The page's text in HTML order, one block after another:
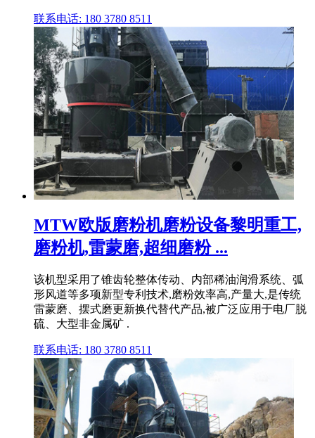
联系电话: 180 3780 8511
MTW欧版磨粉机磨粉设备黎明重工,
磨粉机,雷蒙磨,超细磨粉 ...
该机型采用了锥齿轮整体传动、内部稀油润滑系统、弧
形风道等多项新型专利技术,磨粉效率高,产量大,是传统
雷蒙磨、摆式磨更新换代替代产品,被广泛应用于电厂脱
硫、大型非金属矿 .
联系电话: 180 3780 8511